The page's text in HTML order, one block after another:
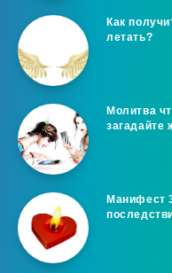
Как
летать?
Молитва
загадайте
Манифест